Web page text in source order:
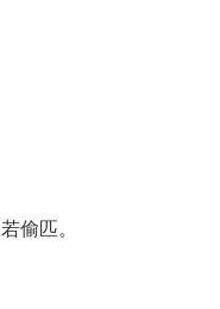
偷匹。